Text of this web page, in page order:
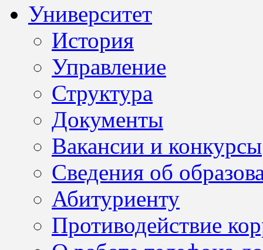
Университет
История
Управление
Структура
Документы
Вакансии и конкурсы
Сведения об
Абитуриенту
Противодействие